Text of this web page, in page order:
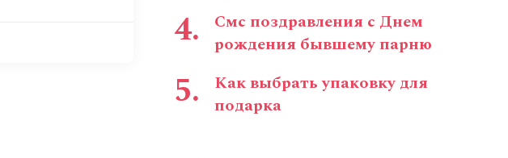
Смс поздравления с Днем
рождения бывшему парню
Как выбрать упаковку для
подарка